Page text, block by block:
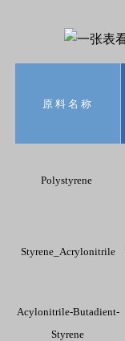
原 料 名 称
Polystyrene
Styrene_Acrylonitrile
Acylonitrile-Butadient-
Styrene